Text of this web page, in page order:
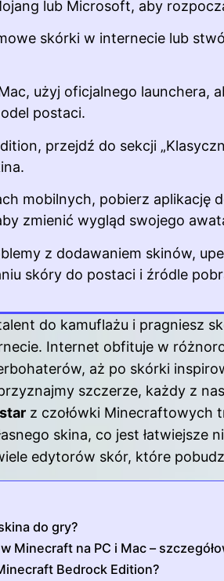
lub Microsoft, aby
skórki w internecie lub
użyj oficjalnego launchera,
postaci.
, przejdź do sekcji
mobilnych, pobierz aplikację
zmienić wygląd swojego
z dodawaniem skinów,
skóry do postaci i źródle
do kamuflażu i pragniesz
Internet obfituje w
aż po skórki
szczerze, każdy z
z czołówki Minecraftowych
skina, co jest łatwiejsze
edytorów skór, które
do gry?
Minecraft na PC i Mac –
Bedrock Edition?